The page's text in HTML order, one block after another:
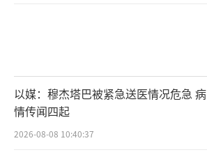
以媒：穆杰塔巴被紧急送医情况危急 病
情传闻四起
2026-08-08 10:40:37